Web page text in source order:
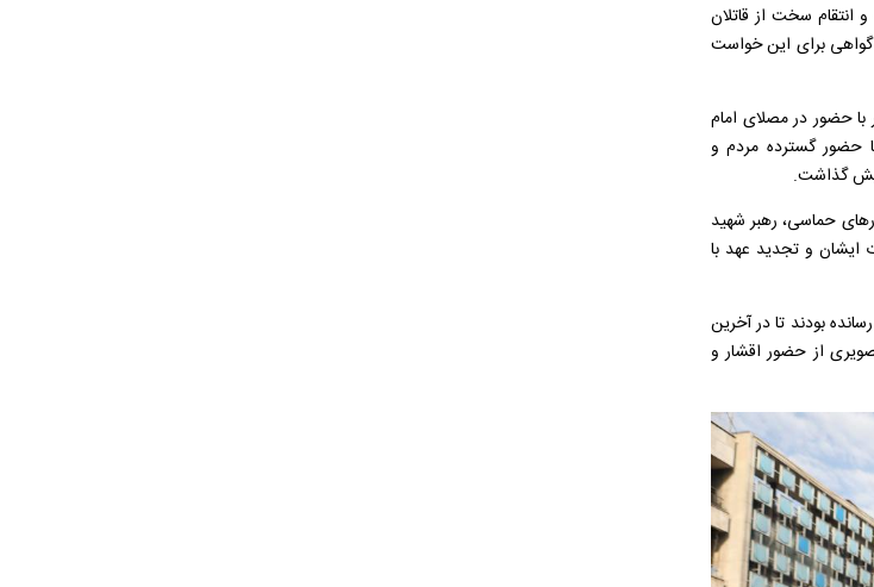
سخت از قاتلان
گواهی برای این خواست
با حضور در مصلای امام
حضور گسترده مردم و
گذاشت.
حماسی، رهبر شهید
ایشان و تجدید عهد با
بودند تا در آخرین
از حضور اقشار و